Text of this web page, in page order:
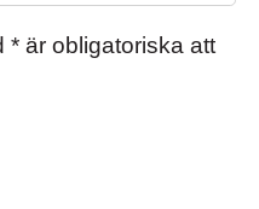
* är obligatoriska att